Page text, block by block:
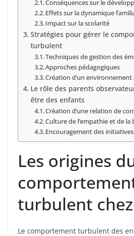
Conséquences sur le
Effets sur la dynamique
Impact sur la scolarité
Stratégies pour gérer le
turbulent
Techniques de gestion des
Approches pédagogiques
Création d’un
Le rôle des parents
être des enfants
Création d’une relation de
Culture de l’empathie et de la
Encouragement des
Les origines
turbulent
Le comportement turbulent des